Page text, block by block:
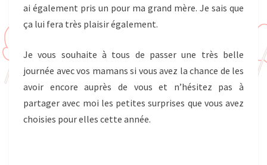
ai également pris un pour ma grand mère. Je sais que
ça lui fera très plaisir également.
Je vous souhaite à tous de passer une très belle
journée avec vos mamans si vous avez la chance de les
avoir encore auprès de vous et n’hésitez pas à
partager avec moi les petites surprises que vous avez
choisies pour elles cette année.